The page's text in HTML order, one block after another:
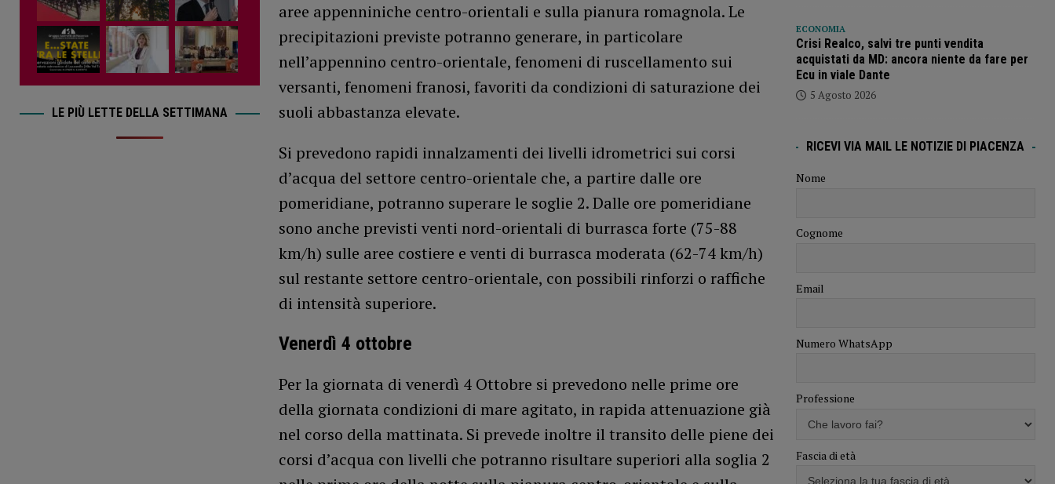
aree appenniniche centro-orientali e sulla pianura romagnola. Le
precipitazioni previste potranno generare, in particolare
nell’appennino centro-orientale, fenomeni di ruscellamento sui
versanti, fenomeni franosi, favoriti da condizioni di saturazione dei
suoli abbastanza elevate.
Si prevedono rapidi innalzamenti dei livelli idrometrici sui corsi
d’acqua del settore centro-orientale che, a partire dalle ore
pomeridiane, potranno superare le soglie 2. Dalle ore pomeridiane
sono anche previsti venti nord-orientali di burrasca forte (75-88
km/h) sulle aree costiere e venti di burrasca moderata (62-74 km/h)
sul restante settore centro-orientale, con possibili rinforzi o raffiche
di intensità superiore.
Venerdì 4 ottobre
Per la giornata di venerdì 4 Ottobre si prevedono nelle prime ore
della giornata condizioni di mare agitato, in rapida attenuazione già
nel corso della mattinata. Si prevede inoltre il transito delle piene dei
corsi d’acqua con livelli che potranno risultare superiori alla soglia 2
LE PIÙ LETTE DELLA SETTIMANA
ECONOMIA
Crisi Realco, salvi tre punti vendita
acquistati da MD: ancora niente da fare per
Ecu in viale Dante
5 Agosto 2026
RICEVI VIA MAIL LE NOTIZIE DI PIACENZA
Nome
Cognome
Email
Numero WhatsApp
Professione
Fascia di età